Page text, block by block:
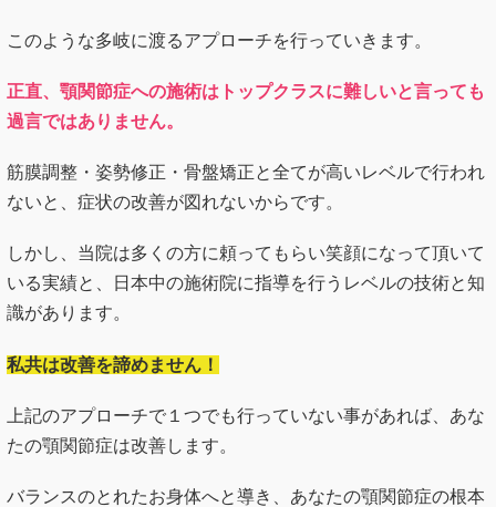
このような多岐に渡るアプローチを行っていきます。
正直、顎関節症への施術はトップクラスに難しいと言っても
過言ではありません。
筋膜調整・姿勢修正・骨盤矯正と全てが高いレベルで行われ
ないと、症状の改善が図れないからです。
しかし、当院は多くの方に頼ってもらい笑顔になって頂いて
いる実績と、日本中の施術院に指導を行うレベルの技術と知
識があります。
私共は改善を諦めません！
上記のアプローチで１つでも行っていない事があれば、あな
たの顎関節症は改善します。
バランスのとれたお身体へと導き、あなたの顎関節症の根本